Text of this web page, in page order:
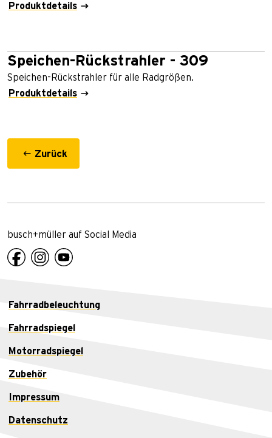
Produktdetails
Speichen-Rückstrahler - 309
Speichen-Rückstrahler für alle Radgrößen.
Produktdetails
Zurück
busch+müller auf Social Media
Fahrradbeleuchtung
Fahrradspiegel
Motorradspiegel
Zubehör
Impressum
Datenschutz